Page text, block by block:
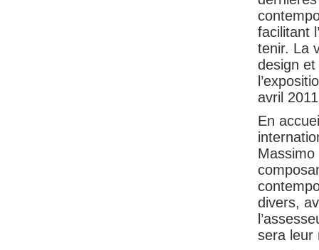
facilitant
tenir. La
design et
avril
En
Massimo
divers,
sera leur